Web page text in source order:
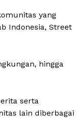
yang
Indonesia, Street
hingga
serta
lain diberbagai